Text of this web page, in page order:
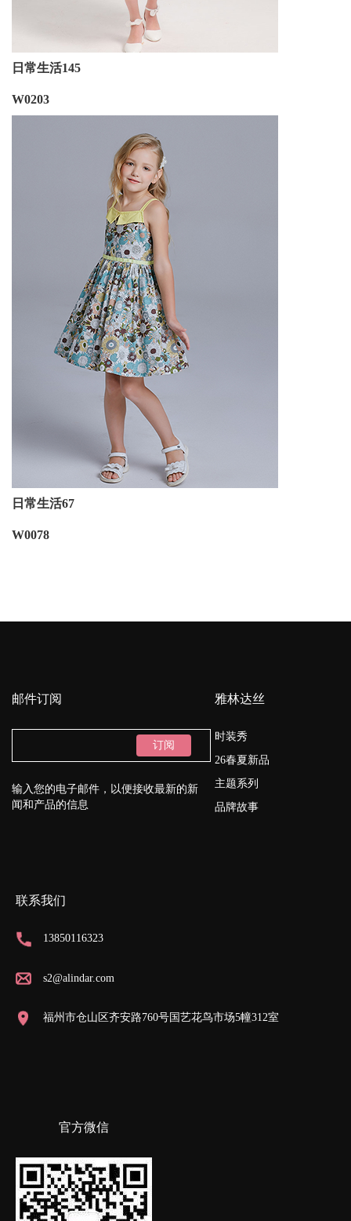
日常生活145
W0203
日常生活67
W0078
邮件订阅
订阅
输入您的电子邮件，以便接收最新的新
闻和产品的信息
雅林达丝
时装秀
26春夏新品
主题系列
品牌故事
联系我们
13850116323
s2@alindar.com
福州市仓山区齐安路760号国艺花鸟市场5幢312室
官方微信